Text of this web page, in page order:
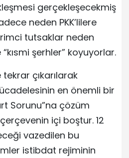
gerçekleşecekmiş
neden PKK’lilere
tutsaklar neden
“kısmi şerhler” koyuyorlar.
çıkarılarak
en önemli bir
Sorunu”na çözüm
içi boştur. 12
vazedilen bu
istibdat rejiminin